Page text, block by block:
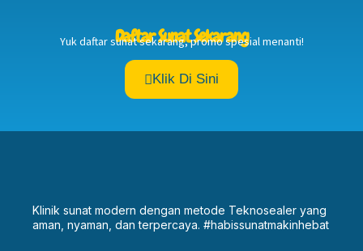
Daftar Sunat Sekarang
Yuk daftar sunat sekarang, promo spesial menanti!
Klik Di Sini
Klinik sunat modern dengan metode Teknosealer yang
aman, nyaman, dan terpercaya. #habissunatmakinhebat